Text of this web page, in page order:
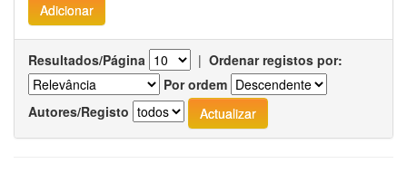
Resultados/Página | Ordenar registos por:
Por ordem
Autores/Registo